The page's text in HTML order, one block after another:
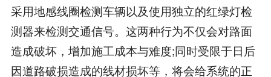
采用地感线圈检测车辆以及使用独立的红绿灯检
测器来检测交通信号。这两种行为不仅会对路面
造成破坏，增加施工成本与难度;同时受限于日后
因道路破损造成的线材损坏等，将会给系统的正